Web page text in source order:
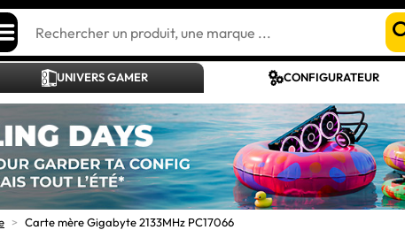
UNIVERS GAMER CONFIGURATEUR
> Carte mère Gigabyte 2133MHz PC17066